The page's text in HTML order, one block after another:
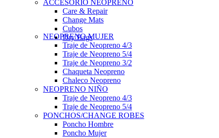
ACCESORIO NEOPRENO
Care & Repair
Change Mats
Cubos
Dry Bags
NEOPRENO MUJER
Traje de Neopreno 4/3
Traje de Neopreno 5/4
Traje de Neopreno 3/2
Chaqueta Neopreno
Chaleco Neopreno
NEOPRENO NIÑO
Traje de Neopreno 4/3
Traje de Neopreno 5/4
PONCHOS/CHANGE ROBES
Poncho Hombre
Poncho Mujer